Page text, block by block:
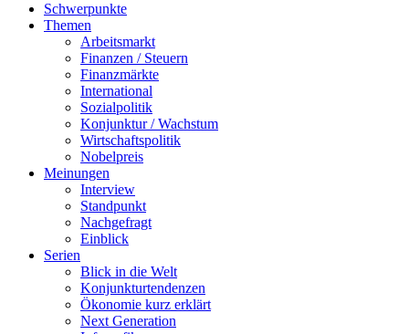
Schwerpunkte
Themen
Arbeitsmarkt
Finanzen / Steuern
Finanzmärkte
International
Sozialpolitik
Konjunktur / Wachstum
Wirtschaftspolitik
Nobelpreis
Meinungen
Interview
Standpunkt
Nachgefragt
Einblick
Serien
Blick in die Welt
Konjunkturtendenzen
Ökonomie kurz erklärt
Next Generation